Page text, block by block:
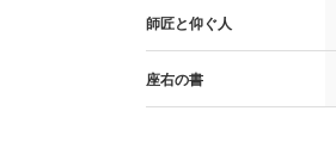
師匠と仰ぐ人
座右の書